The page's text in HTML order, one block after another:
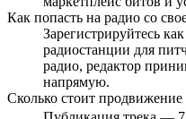
Как попасть на радио со
Зарегистрируйтесь
радиостанции для
радио, редактор
напрямую.
Сколько стоит продвижение